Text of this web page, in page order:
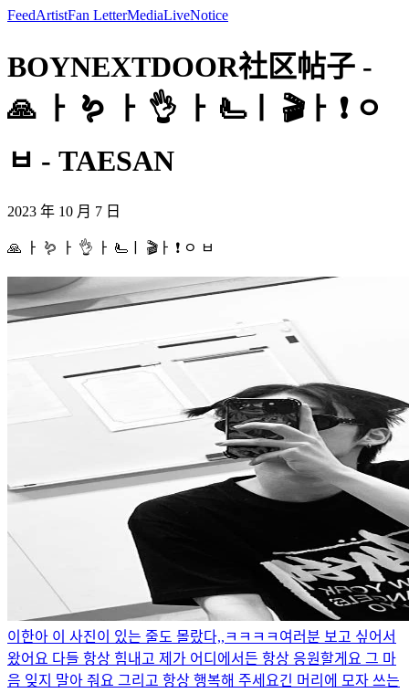
FeedArtistFan LetterMediaLiveNotice
BOYNEXTDOOR社区帖子 -
🙏 ㅏ 🪱 ㅏ 👌 ㅏ 🫷ㅣ 🎬ㅏ ❗ ㅇ
ㅂ - TAESAN
2023 年 10 月 7 日
🙏 ㅏ 🪱 ㅏ 👌 ㅏ 🫷ㅣ 🎬ㅏ ❗ ㅇ ㅂ
이한아 이 사진이 있는 줄도 몰랐다,,ㅋㅋㅋㅋ 여러분 보고 싶어서
왔어요 다들 항상 힘내고 제가 어디에서든 항상 응원할게요 그 마
음 잊지 말아 줘요 그리고 항상 행복해 주세요긴 머리에 모자 쓰는